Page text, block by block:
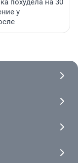
похудела на 30
у